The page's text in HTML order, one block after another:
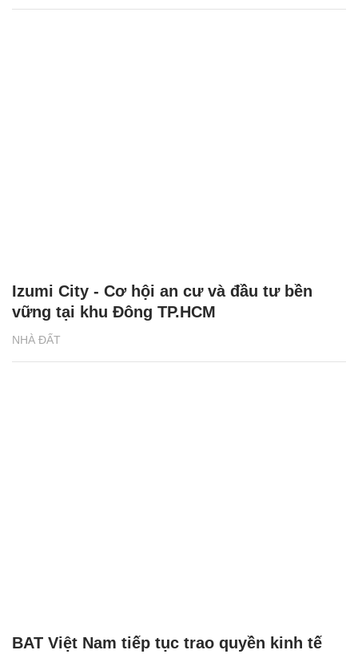
NHÀ ĐẤT
Izumi City - Cơ hội an cư và đầu tư bền
vững tại khu Đông TP.HCM
BAT Việt Nam tiếp tục trao quyền kinh tế